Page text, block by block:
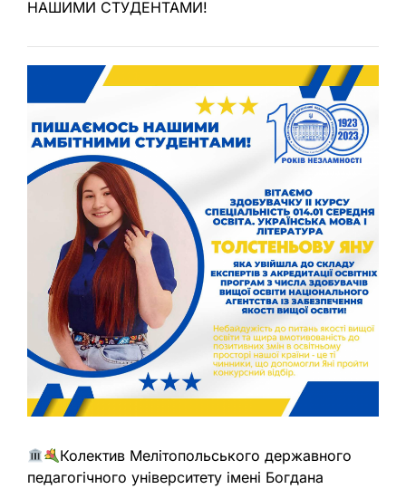
НАШИМИ СТУДЕНТАМИ!
Колектив Мелітопольського державного
педагогічного університету імені Богдана